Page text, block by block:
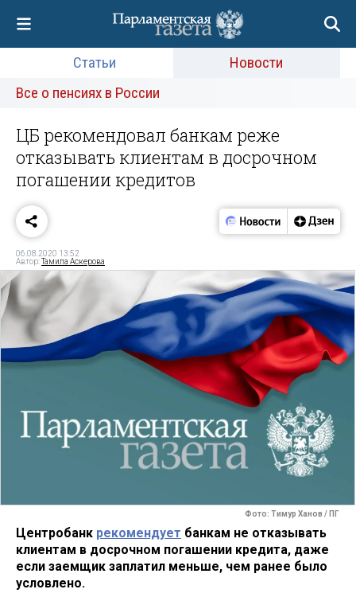
Статьи
Новости
Все о пенсиях в России
ЦБ рекомендовал банкам реже
отказывать клиентам в досрочном
погашении кредитов
06.08.2020 13:52
Автор:Тамила Аскерова
Фото: Тимур Ханов / ПГ
Центробанк рекомендует банкам не отказывать
клиентам в досрочном погашении кредита, даже
если заемщик заплатил меньше, чем ранее было
условлено.